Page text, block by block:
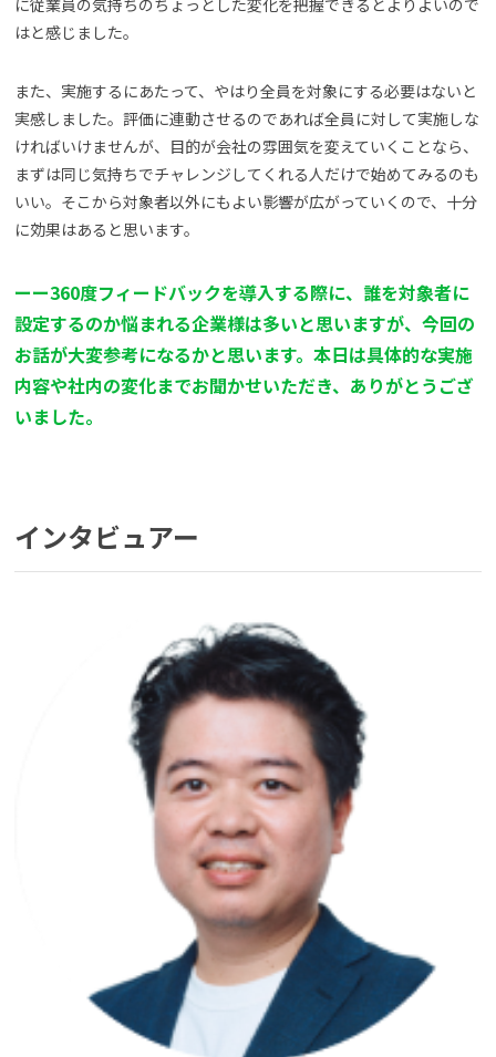
はと感じました。
また、実施するにあたって、やはり全員を対象にする必要はないと
実感しました。評価に連動させるのであれば全員に対して実施しな
ければいけませんが、目的が会社の雰囲気を変えていくことなら、
まずは同じ気持ちでチャレンジしてくれる人だけで始めてみるのも
いい。そこから対象者以外にもよい影響が広がっていくので、十分
に効果はあると思います。
ーー360度フィードバックを導入する際に、誰を対象者に
設定するのか悩まれる企業様は多いと思いますが、今回の
お話が大変参考になるかと思います。本日は具体的な実施
内容や社内の変化までお聞かせいただき、ありがとうござ
いました。
インタビュアー